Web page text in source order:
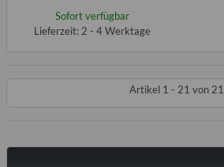
Sofort verfügbar
Lieferzeit: 2 - 4 Werktage
Artikel 1 - 21 von 21